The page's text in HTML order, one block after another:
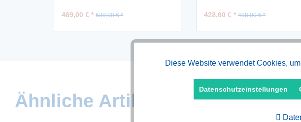
469,00 € * 539,00 € * 428,60 € * 498,00 € *
Ähnliche Artikel
Funktionale
Diese Website verwendet Cookies,
Datenschutzeinstellungen